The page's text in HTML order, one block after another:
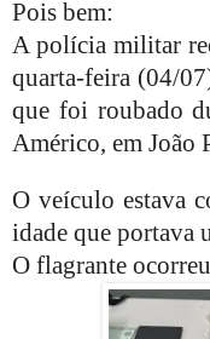
Pois bem:
A polícia militar
quarta-feira (04/
que foi roubado
Américo, em João
O veículo estava
idade que portava
O flagrante